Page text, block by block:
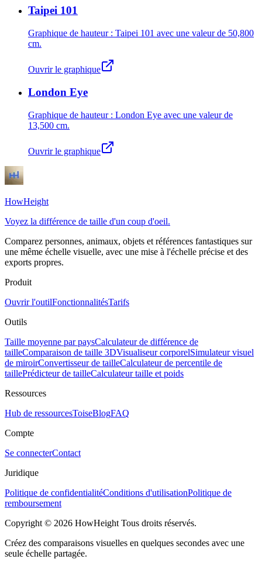
Taipei 101
Graphique de hauteur : Taipei 101 avec une valeur de 50,800
cm.
Ouvrir le graphique
London Eye
Graphique de hauteur : London Eye avec une valeur de
13,500 cm.
Ouvrir le graphique
HowHeight
Voyez la différence de taille d'un coup d'oeil.
Comparez personnes, animaux, objets et références fantastiques sur
une même échelle visuelle, avec une mise à l'échelle précise et des
exports propres.
Produit
Ouvrir l'outilFonctionnalitésTarifs
Outils
Taille moyenne par paysCalculateur de différence de
tailleComparaison de taille 3DVisualiseur corporelSimulateur visuel
de miroirConvertisseur de tailleCalculateur de percentile de
taillePrédicteur de tailleCalculateur taille et poids
Ressources
Hub de ressourcesToiseBlogFAQ
Compte
Se connecterContact
Juridique
Politique de confidentialitéConditions d'utilisationPolitique de
remboursement
Copyright © 2026 HowHeight Tous droits réservés.
Créez des comparaisons visuelles en quelques secondes avec une
seule échelle partagée.